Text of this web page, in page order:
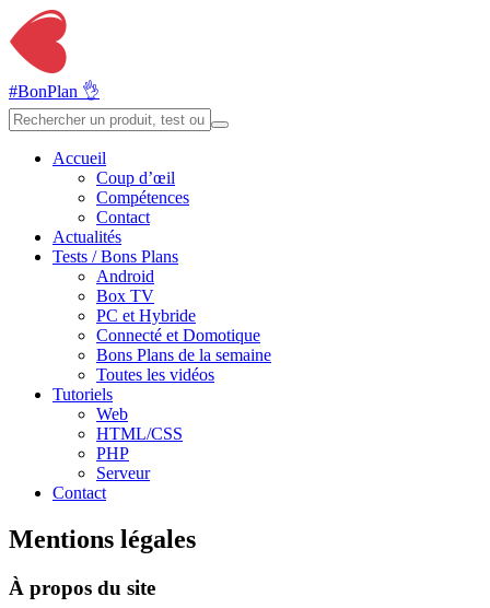
#BonPlan 👌
Accueil
Coup d’œil
Compétences
Contact
Actualités
Tests / Bons Plans
Android
Box TV
PC et Hybride
Connecté et Domotique
Bons Plans de la semaine
Toutes les vidéos
Tutoriels
Web
HTML/CSS
PHP
Serveur
Contact
Mentions légales
À propos du site